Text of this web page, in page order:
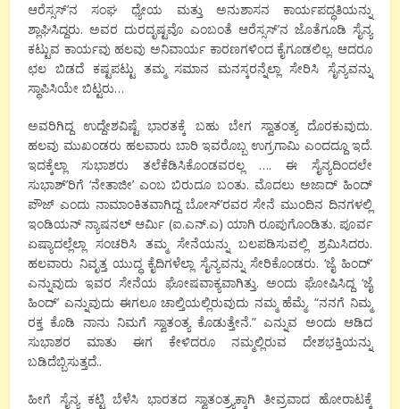
ಆರೆಸ್ಸಸ್’ನ ಸಂಘ ಧ್ಯೇಯ ಮತ್ತು ಅನುಶಾಸನ ಕಾರ್ಯಪದ್ಧತಿಯನ್ನು
ಶ್ಲಾಘಿಸಿದ್ದರು. ಅವರ ದುರದೃಷ್ಟವೊ ಎಂಬಂತೆ ಆರೆಸ್ಸಸ್’ನ ಜೊತೆಗೂಡಿ ಸೈನ್ಯ
ಕಟ್ಟುವ ಕಾರ್ಯವು ಹಲವು ಅನಿವಾರ್ಯ ಕಾರಣಗಳಿಂದ ಕೈಗೂಡಲಿಲ್ಲ. ಆದರೂ
ಛಲ ಬಿಡದೆ ಕಷ್ಟಪಟ್ಟು ತಮ್ಮ ಸಮಾನ ಮನಸ್ಕರನ್ನೆಲ್ಲಾ ಸೇರಿಸಿ ಸೈನ್ಯವನ್ನು
ಸ್ಥಾಪಿಸಿಯೇ ಬಿಟ್ಟರು…
ಅವರಿಗಿದ್ದ ಉದ್ದೇಶವಿಷ್ಟೆ ಭಾರತಕ್ಕೆ ಬಹು ಬೇಗ ಸ್ವಾತಂತ್ಯ ದೊರಕುವುದು.
ಹಲವು ಮುಖಂಡರು ಹಲವಾರು ಬಾರಿ ಇವರೊಬ್ಬ ಉಗ್ರಗಾಮಿ ಎಂದದ್ದೂ ಇದೆ.
ಇದಕ್ಕೆಲ್ಲಾ ಸುಭಾಶರು ತಲೆಕೆಡಿಸಿಕೊಂಡವರಲ್ಲ …. ಈ ಸೈನ್ಯದಿಂದಲೇ
ಸುಭಾಶ್’ರಿಗೆ ‘ನೇತಾಜೀ’ ಎಂಬ ಬಿರುದೂ ಬಂತು. ಮೊದಲು ಅಜಾದ್ ಹಿಂದ್
ಪೌಜ್ ಎಂದು ನಾಮಾಂಕಿತವಾಗಿದ್ದ ಬೋಸ್’ರವರ ಸೇನೆ ಮುಂದಿನ ದಿನಗಳಲ್ಲಿ
ಇಂಡಿಯನ್ ನ್ಯಾಷನಲ್ ಆರ್ಮಿ (ಐ.ಎನ್.ಎ) ಯಾಗಿ ರೂಪುಗೊಂಡಿತು. ಪೂರ್ವ
ಏಷ್ಯಾದಲ್ಲೆಲ್ಲಾ ಸಂಚರಿಸಿ ತಮ್ಮ ಸೇನೆಯನ್ನು ಬಲಪಡಿಸುವಲ್ಲಿ ಶ್ರಮಿಸಿದರು.
ಹಲವಾರು ನಿವೃತ್ತ ಯುದ್ಧ ಕೈದಿಗಳೆಲ್ಲಾ ಸೈನ್ಯವನ್ನು ಸೇರಿಕೊಂಡರು. ‘ಜೈ ಹಿಂದ್’
ಎನ್ನುವುದು ಇವರ ಸೇನೆಯ ಘೋಷವಾಕ್ಯವಾಗಿತ್ತು. ಅಂದು ಘೋಷಿಸಿದ್ದ ‘ಜೈ
ಹಿಂದ್’ ಎನ್ನುವುದು ಈಗಲೂ ಚಾಲ್ತಿಯಲ್ಲಿರುವುದು ನಮ್ಮ ಹೆಮ್ಮೆ. “ನನಗೆ ನಿಮ್ಮ
ರಕ್ತ ಕೊಡಿ ನಾನು ನಿಮಗೆ ಸ್ವಾತಂತ್ಯ ಕೊಡುತ್ತೇನೆ.” ಎನ್ನುವ ಅಂದು ಆಡಿದ
ಸುಭಾಶರ ಮಾತು ಈಗ ಕೇಳಿದರೂ ನಮ್ಮಲ್ಲಿರುವ ದೇಶಭಕ್ತಿಯನ್ನು
ಬಡಿದೆಬ್ಬಿಸುತ್ತದೆ..
ಹೀಗೆ ಸೈನ್ಯ ಕಟ್ಟಿ ಬೆಳೆಸಿ ಭಾರತದ ಸ್ವಾತಂತ್ರ್ಯಕ್ಕಾಗಿ ತೀವ್ರವಾದ ಹೋರಾಟಕ್ಕೆ